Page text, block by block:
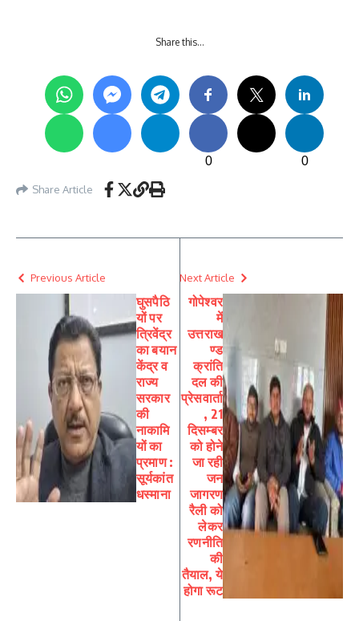
Share this…
0 0
Share Article
Previous Article
घुसपैठि
यों पर
त्रिवेंद्र
का बयान
केंद्र व
राज्य
सरकार
की
नाकामि
यों का
प्रमाण :
सूर्यकांत
धस्माना
Next Article
गोपेश्वर
में
उत्तराख
ण्ड
क्रांति
दल की
प्रेसवार्ता
, 21
दिसम्बर
को होने
जा रही
जन
जागरण
रैली को
लेकर
रणनीति
की
तैयाल, ये
होगा रूट